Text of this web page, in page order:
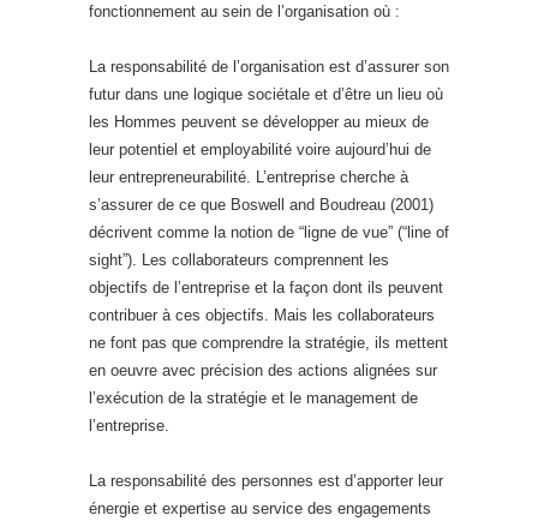
fonctionnement au sein de l’organisation où :
La responsabilité de l’organisation est d’assurer son
futur dans une logique sociétale et d’être un lieu où
les Hommes peuvent se développer au mieux de
leur potentiel et employabilité voire aujourd’hui de
leur entrepreneurabilité. L’entreprise cherche à
s’assurer de ce que Boswell and Boudreau (2001)
décrivent comme la notion de “ligne de vue” (“line of
sight”). Les collaborateurs comprennent les
objectifs de l’entreprise et la façon dont ils peuvent
contribuer à ces objectifs. Mais les collaborateurs
ne font pas que comprendre la stratégie, ils mettent
en oeuvre avec précision des actions alignées sur
l’exécution de la stratégie et le management de
l’entreprise.
La responsabilité des personnes est d’apporter leur
énergie et expertise au service des engagements